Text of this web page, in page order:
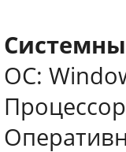
ОС: